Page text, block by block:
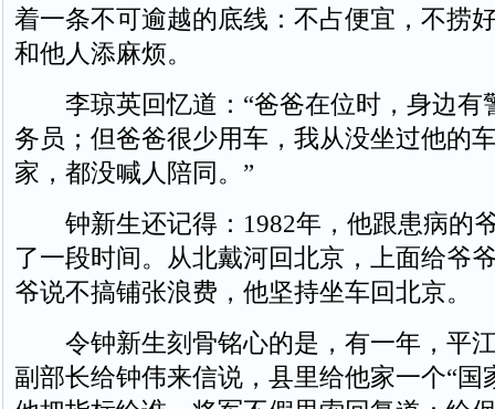
着一条不可逾越的底线：不占便宜，不捞
和他人添麻烦。
李琼英回忆道：“爸爸在位时，身边有
务员；但爸爸很少用车，我从没坐过他的
家，都没喊人陪同。”
钟新生还记得：1982年，他跟患病的
了一段时间。从北戴河回北京，上面给爷
爷说不搞铺张浪费，他坚持坐车回北京。
令钟新生刻骨铭心的是，有一年，平
副部长给钟伟来信说，县里给他家一个“国